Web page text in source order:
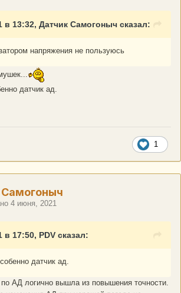
в 13:32, Датчик Самогоныч сказал:
напряжения не пользуюсь
датчик ад.
1
4 июня, 2021
в 17:50, PDV сказал:
датчик ад.
по АД логично вышла из повышения точности.